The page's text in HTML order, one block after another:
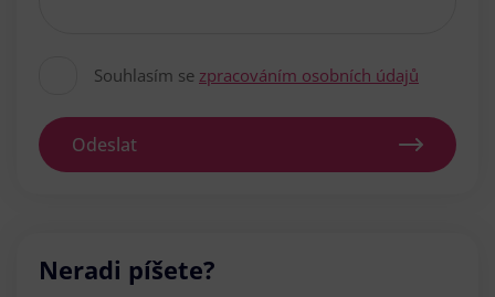
Souhlasím se zpracováním osobních údajů
Odeslat
Neradi píšete?